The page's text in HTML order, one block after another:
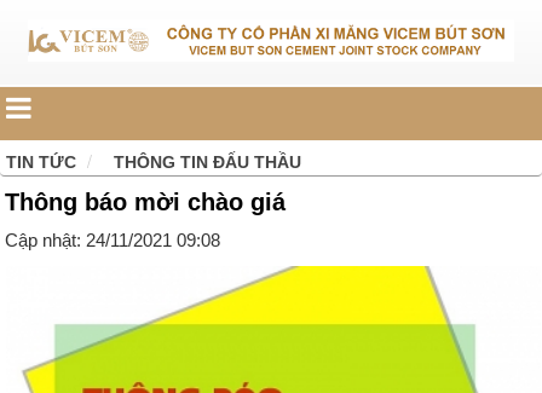
TIN TỨC THÔNG TIN ĐẤU THẦU
Thông báo mời chào giá
Cập nhật: 24/11/2021 09:08